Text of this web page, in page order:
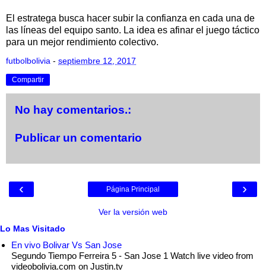
El estratega busca hacer subir la confianza en cada una de
las líneas del equipo santo. La idea es afinar el juego táctico
para un mejor rendimiento colectivo.
futbolbolivia - septiembre 12, 2017
Compartir
No hay comentarios.:
Publicar un comentario
‹ ›
Página Principal
Ver la versión web
Lo Mas Visitado
En vivo Bolivar Vs San Jose
Segundo Tiempo Ferreira 5 - San Jose 1 Watch live video from
videobolivia.com on Justin.tv